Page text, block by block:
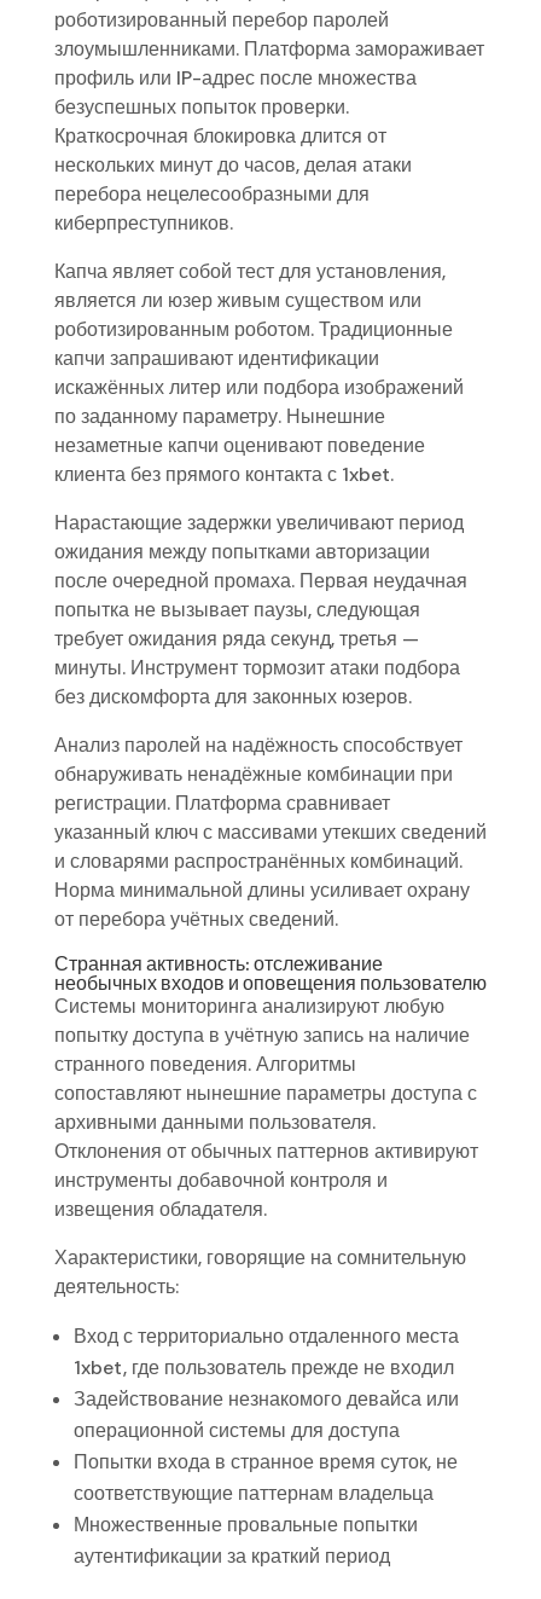
роботизированный перебор паролей
злоумышленниками. Платформа замораживает
профиль или IP-адрес после множества
безуспешных попыток проверки.
Краткосрочная блокировка длится от
нескольких минут до часов, делая атаки
перебора нецелесообразными для
киберпреступников.
Капча являет собой тест для установления,
является ли юзер живым существом или
роботизированным роботом. Традиционные
капчи запрашивают идентификации
искажённых литер или подбора изображений
по заданному параметру. Нынешние
незаметные капчи оценивают поведение
клиента без прямого контакта с 1xbet.
Нарастающие задержки увеличивают период
ожидания между попытками авторизации
после очередной промаха. Первая неудачная
попытка не вызывает паузы, следующая
требует ожидания ряда секунд, третья —
минуты. Инструмент тормозит атаки подбора
без дискомфорта для законных юзеров.
Анализ паролей на надёжность способствует
обнаруживать ненадёжные комбинации при
регистрации. Платформа сравнивает
указанный ключ с массивами утекших сведений
и словарями распространённых комбинаций.
Норма минимальной длины усиливает охрану
от перебора учётных сведений.
Странная активность: отслеживание
необычных входов и оповещения пользователю
Системы мониторинга анализируют любую
попытку доступа в учётную запись на наличие
странного поведения. Алгоритмы
сопоставляют нынешние параметры доступа с
архивными данными пользователя.
Отклонения от обычных паттернов активируют
инструменты добавочной контроля и
извещения обладателя.
Характеристики, говорящие на сомнительную
деятельность:
Вход с территориально отдаленного места
1xbet, где пользователь прежде не входил
Задействование незнакомого девайса или
операционной системы для доступа
Попытки входа в странное время суток, не
соответствующие паттернам владельца
Множественные провальные попытки
аутентификации за краткий период